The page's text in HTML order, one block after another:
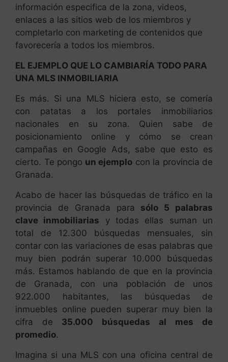
información especifica de la zona, videos,
enlaces a las sitios web de los miembros y
completarlo con marketing de contenidos que
favorecería a todos los miembros.
EL EJEMPLO QUE LO CAMBIARÍA TODO PARA
UNA MLS INMOBILIARIA
Es más. Si una MLS hiciera esto, se comería
con patatas a los portales inmobiliarios
nacionales en su zona. Quien sabe de
posicionamiento online y cómo se crean
campañas en Google Ads, sabe que esto es
cierto. Te pongo un ejemplo con la provincia de
Granada.
Acabo de hacer las búsquedas de tráfico en la
provincia de Granada para sólo 5 palabras
clave inmobiliarias y todas ellas suman un
total de 12.300 búsquedas mensuales, sin
contar con las variaciones de esas palabras que
muy bien podrán superar 10.000 búsquedas
más. Estamos hablando de que en la provincia
de Granada, con una población de unos
922.000 habitantes, las búsquedas de
inmuebles online pueden superar muy bien la
cifra de 35.000 búsquedas al mes de
promedio.
Imagina si una MLS con una oficina central de